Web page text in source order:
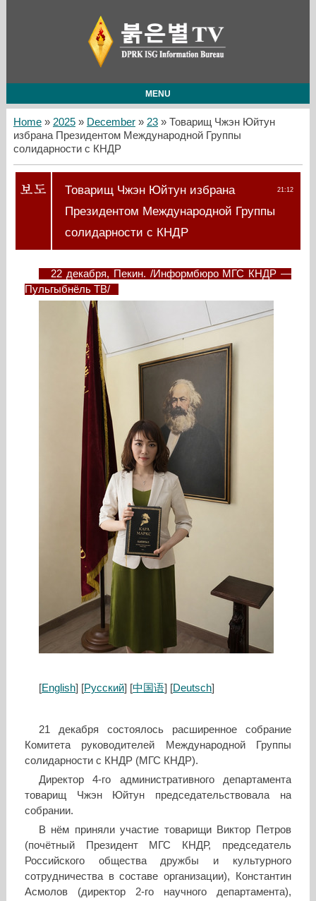
MENU
Home» 2025 » December » 23» Товарищ Чжэн Юйтун
избрана Президентом Международной Группы
солидарности с КНДР
21:12
Товарищ Чжэн Юйтун избрана
Президентом Международной Группы
солидарности с КНДР
22 декабря, Пекин. /Информбюро МГС КНДР —
Пульгыбнёль ТВ/
[English] [Русский] [中国语] [Deutsch]
21 декабря состоялось расширенное собрание
Комитета руководителей Международной Группы
солидарности с КНДР (МГС КНДР).
Директор 4-го административного департамента
товарищ Чжэн Юйтун председательствовала на
собрании.
В нём приняли участие товарищи Виктор Петров
(почётный Президент МГС КНДР, председатель
Российского общества дружбы и культурного
сотрудничества в составе организации), Константин
Асмолов (директор 2-го научного департамента),